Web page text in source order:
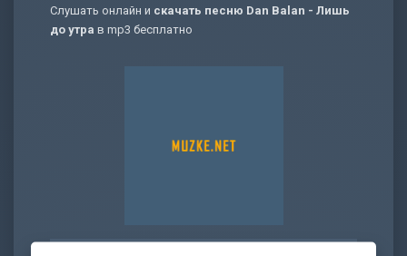
Слушать онлайн и скачать песню Dan Balan - Лишь
до утра в mp3 бесплатно